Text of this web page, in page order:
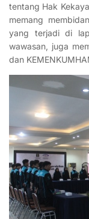
tentang Hak
memang
yang terjadi di
wawasan, juga
dan